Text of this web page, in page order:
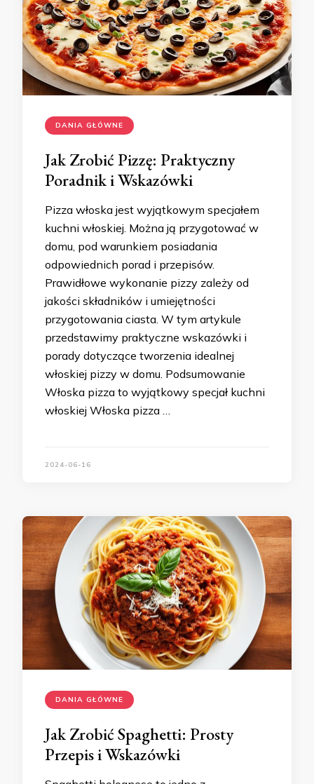
DANIA GŁÓWNE
Jak Zrobić Pizzę: Praktyczny
Poradnik i Wskazówki
Pizza włoska jest wyjątkowym specjałem
kuchni włoskiej. Można ją przygotować w
domu, pod warunkiem posiadania
odpowiednich porad i przepisów.
Prawidłowe wykonanie pizzy zależy od
jakości składników i umiejętności
przygotowania ciasta. W tym artykule
przedstawimy praktyczne wskazówki i
porady dotyczące tworzenia idealnej
włoskiej pizzy w domu. Podsumowanie
Włoska pizza to wyjątkowy specjał kuchni
włoskiej Włoska pizza …
2024-06-16
DANIA GŁÓWNE
Jak Zrobić Spaghetti: Prosty
Przepis i Wskazówki